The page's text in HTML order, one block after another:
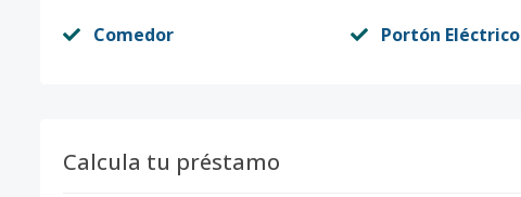
Comedor Portón Eléctrico
Calcula tu préstamo